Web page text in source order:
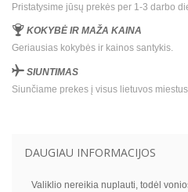
Pristatysime jūsų prekės per 1-3 darbo
KOKYBĖ IR MAŽA KAINA
Geriausias kokybės ir kainos santykis.
SIUNTIMAS
Siunčiame prekes į visus lietuvos
DAUGIAU INFORMACIJOS
Valiklio nereikia nuplauti, todėl